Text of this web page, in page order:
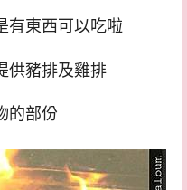
有東西可以吃啦
供豬排及雞排
的部份